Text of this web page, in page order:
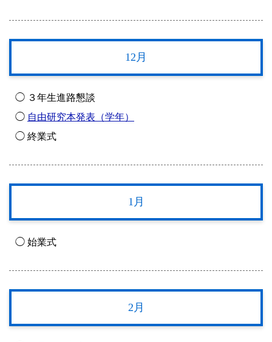
12月
◯ ３年生進路懇談
◯ 自由研究本発表（学年）
◯ 終業式
1月
◯ 始業式
2月